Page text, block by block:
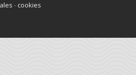
- cookies